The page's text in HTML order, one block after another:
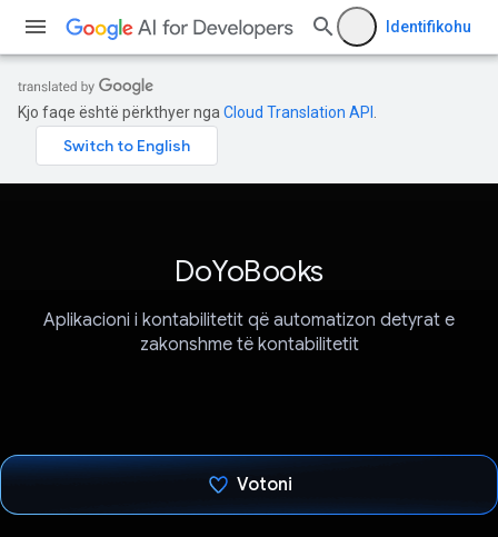
Identifikohu
Kjo faqe është përkthyer nga Cloud Translation API
DoYoBooks
Aplikacioni i kontabilitetit që automatizon detyrat e
zakonshme të kontabilitetit
Votoni